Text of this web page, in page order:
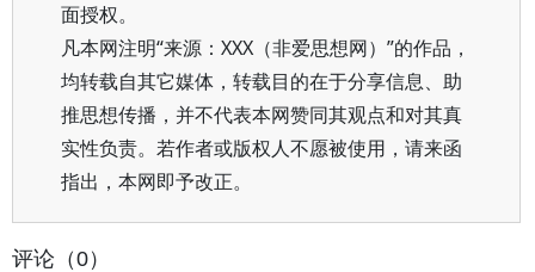
面授权。
凡本网注明“来源：XXX（非爱思想网）”的作品，
均转载自其它媒体，转载目的在于分享信息、助
推思想传播，并不代表本网赞同其观点和对其真
实性负责。若作者或版权人不愿被使用，请来函
指出，本网即予改正。
评论（0）